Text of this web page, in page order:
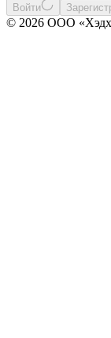
Войти
© 2026 ООО